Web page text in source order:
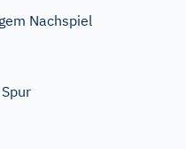
Nachspiel